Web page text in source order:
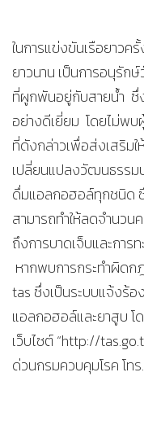
ในการแข่งขันเรือยาว
ยาวนาน เป็นการอนุรัก
ที่ผูกพันอยู่กับสายน้ำ ซึ่
อย่างดีเยี่ยม โดยไม่พ
ที่ดังกล่าวเพื่อส่งเสริม
เปลี่ยนแปลงวัฒนธรรม
ดื่มแอลกอฮอล์ทุกชนิด
สามารถทำให้ลดจำนว
ถึงการบาดเจ็บและการ
หากพบการกระทำผิดก
tas ซึ่งเป็นระบบแจ้งร้อ
แอลกอฮอล์และยาสูบ โ
เว็บไซต์ “http://
ด่วนกรมควบคุมโรค โทร